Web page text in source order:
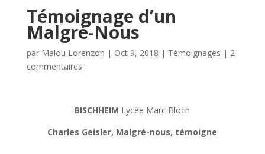
Témoignage d’un
Malgré-Nous
par Malou Lorenzon | Oct 9, 2018 | Témoignages | 2
commentaires
BISCHHEIM Lycée Marc Bloch
Charles Geisler, Malgré-nous, témoigne